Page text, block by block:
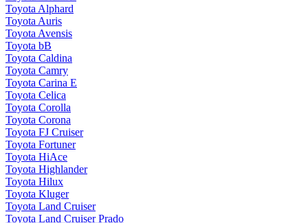
Toyota Alphard
Toyota Auris
Toyota Avensis
Toyota bB
Toyota Caldina
Toyota Camry
Toyota Carina E
Toyota Celica
Toyota Corolla
Toyota Corona
Toyota FJ Cruiser
Toyota Fortuner
Toyota HiAce
Toyota Highlander
Toyota Hilux
Toyota Kluger
Toyota Land Cruiser
Toyota Land Cruiser Prado